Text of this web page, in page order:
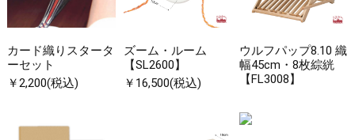
カード織りスタータ
ーセット
￥2,200(税込)
ズーム・ルーム
【SL2600】
￥16,500(税込)
ウルフパップ8.10 織
幅45cm・8枚綜絖
【FL3008】